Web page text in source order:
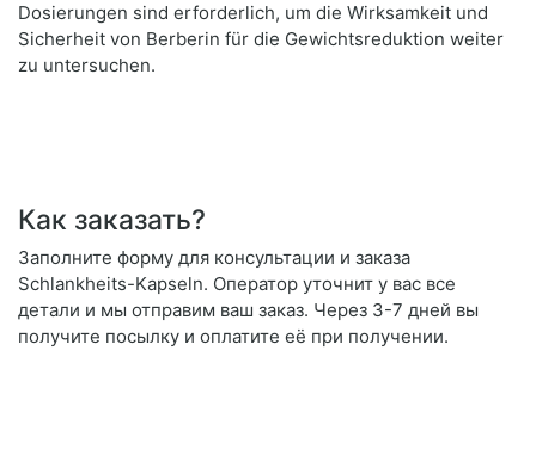
Dosierungen sind erforderlich, um die Wirksamkeit und
Sicherheit von Berberin für die Gewichtsreduktion weiter
zu untersuchen.
Как заказать?
Заполните форму для консультации и заказа
Schlankheits-Kapseln. Оператор уточнит у вас все
детали и мы отправим ваш заказ. Через 3-7 дней вы
получите посылку и оплатите её при получении.